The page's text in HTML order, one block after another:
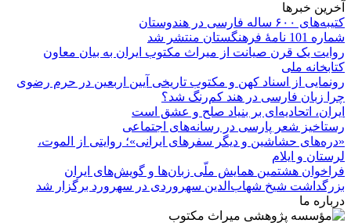
آخرین خبرها
کتیبه‌های ۶۰۰ ساله فارسی در هندوستان
شماره 101 نامۀ فرهنگستان منتشر شد
روایت یک قرن صیانت از میراث مکتوب ایران به بیان معاون
کتابخانه ملی
رونمایی از اسناد کهن و مکتوب تاریخی آیین اربعین در حرم رضوی
چرا زبان فارسی در هند کم‌رنگ شد؟
ایران، اتحادیه‌ای بر بنیاد صلح و عشق است
رستاخیز شعر پارسی در رسانه‌های اجتماعی
«دره‌های حشاشین و دیگر سفرهای ایرانی»؛ روایتی از الموت،
لرستان و ایلام
فراخوان هشتمین همایش ملّی زبان‌ها و گویش‌های ایران
بزرگداشت شیخ شهاب‌الدین سهروردی در سهرورد برگزار شد
درباره ما